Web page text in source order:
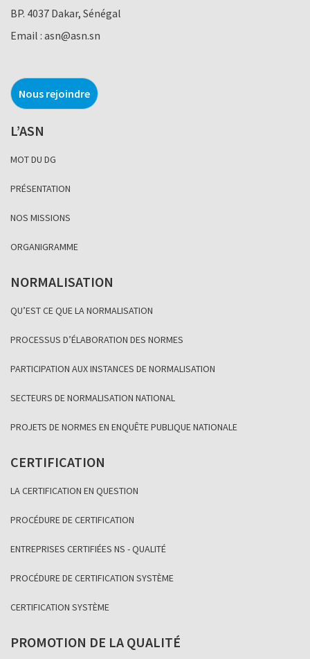
BP. 4037 Dakar, Sénégal
Email : asn@asn.sn
Nous rejoindre
L’ASN
MOT DU DG
PRÉSENTATION
NOS MISSIONS
ORGANIGRAMME
NORMALISATION
QU’EST CE QUE LA NORMALISATION
PROCESSUS D’ÉLABORATION DES NORMES
PARTICIPATION AUX INSTANCES DE NORMALISATION
SECTEURS DE NORMALISATION NATIONAL
PROJETS DE NORMES EN ENQUÊTE PUBLIQUE NATIONALE
CERTIFICATION
LA CERTIFICATION EN QUESTION
PROCÉDURE DE CERTIFICATION
ENTREPRISES CERTIFIÉES NS - QUALITÉ
PROCÉDURE DE CERTIFICATION SYSTÈME
CERTIFICATION SYSTÈME
PROMOTION DE LA QUALITÉ